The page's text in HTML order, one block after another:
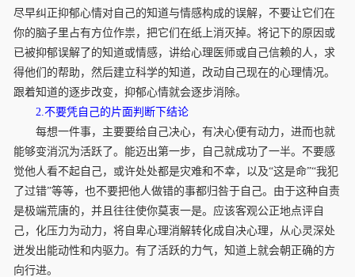
尽早纠正抑郁心情对自己的知道与情感构成的误解，不要让它们在
你的脑子里占有方位作祟，把它们在纸上消灭掉。将记下的原因或
已被抑郁误解了的知道或情感，讲给心理医师或自己信赖的人，求
得他们的帮助，然后建立科学的知道，改动自己现在的心理情况。
跟着知道的逐步改变，抑郁心情就会逐步消除。
2.不要凭自己的片面判断下结论
每想一件事，主要要给自己决心，有决心便有动力，进而也就
能够变消沉为活跃了。能迈出第一步，自己就成功了一半。不要感
觉他人看不起自己，或许处处都是灾难和不幸，以及“这是命”“我犯
了过错”等等，也不要把他人做错的事都归咎于自己。由于这种自责
是极端荒唐的，并且往往使你莫衷一是。应该客观公正地点评自
己，化压力为动力，将自卑心理消解转化成自决心理，从心灵深处
迸发出能动性和内驱力。有了活跃的力气，知道上就会朝正确的方
向行进。